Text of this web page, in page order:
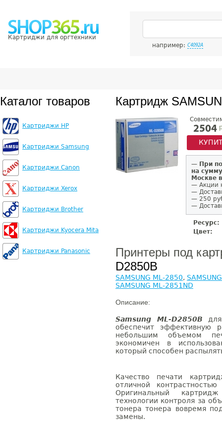
Картриджи для оргтехники
например: C4092A
Каталог товаров
Картриджи HP
Картриджи Samsung
Картриджи Canon
Картриджи Xerox
Картриджи Brother
Картриджи Kyocera Mita
Картриджи Panasonic
Картридж
2504
— При
на
Москве
— Акции
—
— 250
—
Ресурс:
Цвет:
Принтеры под
D2850B
SAMSUNG ML-2850,
SAMSUNG ML-2851ND
Описание:
Samsung ML-D2850B для
обеспечит эффективную
небольшим объемом
экономичен в
который способен
Качество печати
отличной
Оригинальный
технологии контроля за
тонера тонера вовремя
замены.